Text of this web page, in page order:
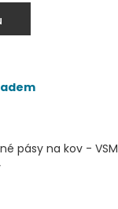
pásy na kov - VSM